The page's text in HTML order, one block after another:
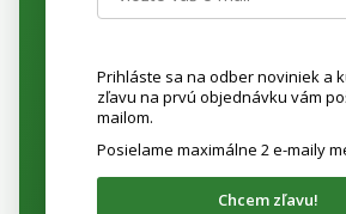
Prihláste sa na odber noviniek a
zľavu na prvú objednávku vám
mailom.
Posielame maximálne 2 e-maily
Chcem zľavu!